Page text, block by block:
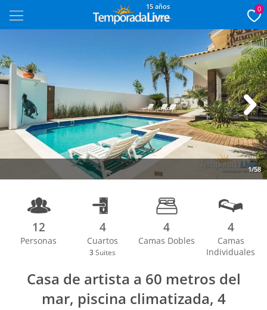
15 años 0
1/58
Next
12
Personas
4
Cuartos
3 Suites
4
Camas Dobles
4
Camas
Individuales
Casa de artista a 60 metros del
mar, piscina climatizada, 4